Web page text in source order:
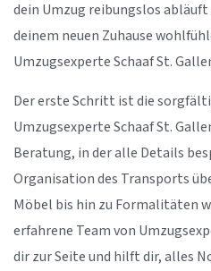
dein Umzug reibungslos abläuft
deinem neuen Zuhause
Umzugsexperte Schaaf St.
Der erste Schritt ist die
Umzugsexperte Schaaf St.
Beratung, in der alle Details
Organisation des Transports
Möbel bis hin zu Formalitäten
erfahrene Team von
dir zur Seite und hilft dir, alles